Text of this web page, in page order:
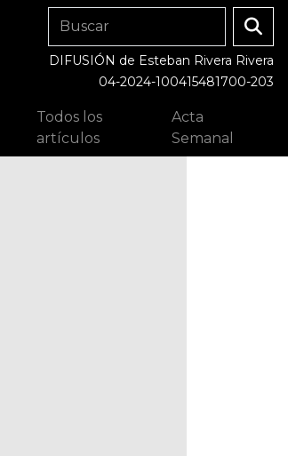
DIFUSIÓN de Esteban Rivera Rivera
04-2024-100415481700-203
Todos los
artículos
Acta
Semanal